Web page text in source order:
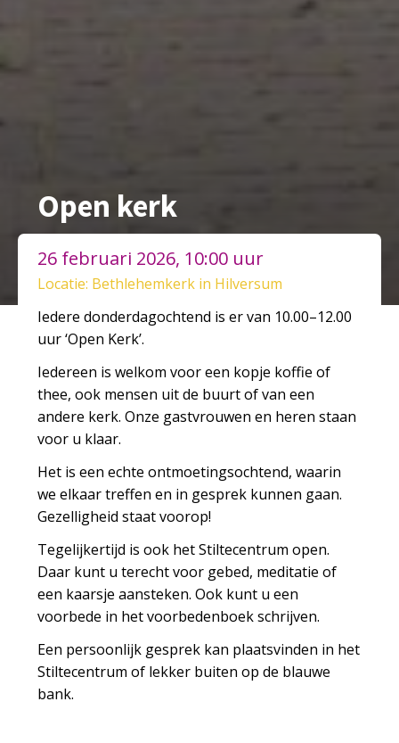
Open kerk
26 februari 2026, 10:00 uur
Locatie: Bethlehemkerk in Hilversum
Iedere donderdagochtend is er van 10.00–12.00
uur ‘Open Kerk’.
Iedereen is welkom voor een kopje koffie of
thee, ook mensen uit de buurt of van een
andere kerk. Onze gastvrouwen en heren staan
voor u klaar.
Het is een echte ontmoetingsochtend, waarin
we elkaar treffen en in gesprek kunnen gaan.
Gezelligheid staat voorop!
Tegelijkertijd is ook het Stiltecentrumopen.
Daar kunt u terecht voor gebed, meditatie of
een kaarsje aansteken. Ook kunt u een
voorbede in het voorbedenboek schrijven.
Een persoonlijk gesprek kan plaatsvinden in het
Stiltecentrum of lekker buiten op de blauwe
bank.